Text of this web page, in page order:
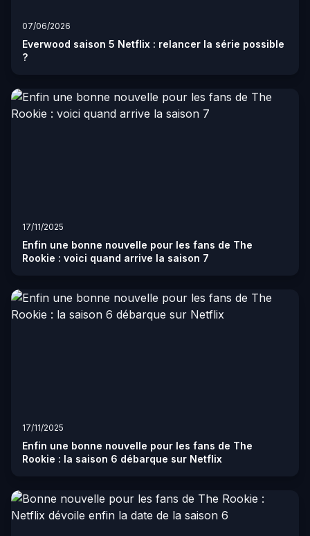
07/06/2026
Everwood saison 5 Netflix : relancer la série possible
?
17/11/2025
Enfin une bonne nouvelle pour les fans de The
Rookie : voici quand arrive la saison 7
17/11/2025
Enfin une bonne nouvelle pour les fans de The
Rookie : la saison 6 débarque sur Netflix